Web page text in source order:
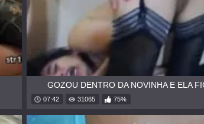
GOZOU DENTRO DA NOVINHA E ELA
07:42 31065 75%